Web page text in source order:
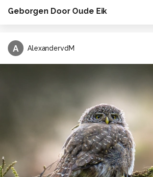
Geborgen Door Oude Eik
A AlexandervdM